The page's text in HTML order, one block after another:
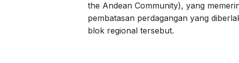
the Andean Community), yang
pembatasan perdagangan yang
blok regional tersebut.